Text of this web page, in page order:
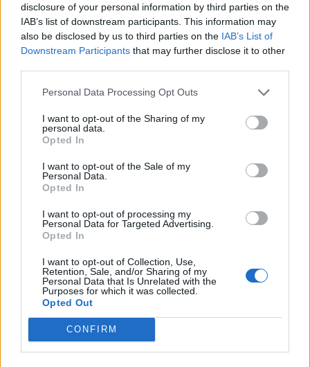
disclosure of your personal information by third parties on the
IAB’s list of downstream participants. This information may
also be disclosed by us to third parties on the IAB’s List of
Downstream Participants that may further disclose it to other
Personal Data Processing Opt Outs
I want to opt-out of the Sharing of my
personal data.
Opted In
I want to opt-out of the Sale of my
Personal Data.
Opted In
I want to opt-out of processing my
Personal Data for Targeted Advertising.
Opted In
I want to opt-out of Collection, Use,
Retention, Sale, and/or Sharing of my
Personal Data that Is Unrelated with the
Purposes for which it was collected.
Opted Out
CONFIRM
ΠΕΡΙΣΣΌΤΕΡΑ ...
1 2
Ποιοι είμαστε
Το Libre είναι ένας ιστότοπος ενημέρωσης και άποψης
και στελεχώνεται από ομάδα δημοσιογράφων και
αρθρογράφων.
Ανήκει στηνSP COM Media @Communcations.